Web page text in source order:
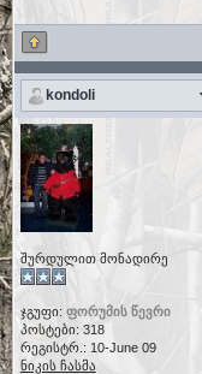
kondoli
შურდულით მონადირე
ჯგუფი: ფორუმის წევრი
პოსტები: 318
რეგისტრ.: 10-June 09
ნიკის ჩასმა